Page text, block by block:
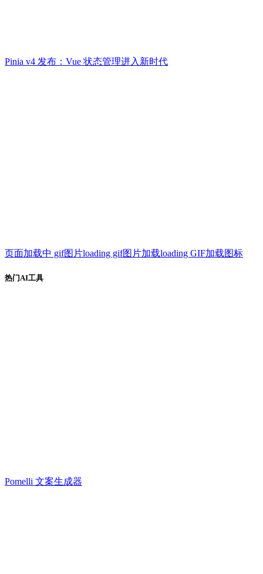
Pinia v4 发布：Vue 状态管理进入新时代
页面加载中 gif图片loading gif图片加载loading GIF加载图标
热门AI工具
Pomelli 文案生成器